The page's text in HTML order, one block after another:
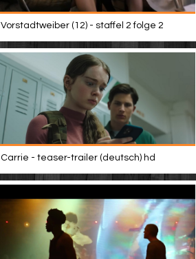
Vorstadtweiber (12) - staffel 2 folge 2
Carrie - teaser-trailer (deutsch) hd